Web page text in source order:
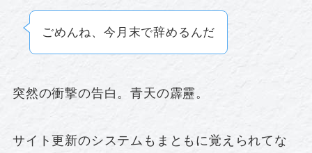
ごめんね、今月末で辞めるんだ
突然の衝撃の告白。青天の霹靂。
サイト更新のシステムもまともに覚えられてな